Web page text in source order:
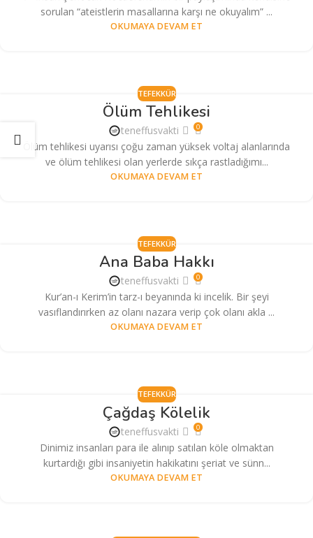
sorulan “ateistlerin masallarına karşı ne okuyalım” ...
OKUMAYA DEVAM ET
TEFEKKÜR
Ölüm Tehlikesi
teneffusvakti 0
Ölüm tehlikesi uyarısı çoğu zaman yüksek voltaj alanlarında
ve ölüm tehlikesi olan yerlerde sıkça rastladığımı...
OKUMAYA DEVAM ET
TEFEKKÜR
Ana Baba Hakkı
teneffusvakti 0
Kur’an-ı Kerim’in tarz-ı beyanında ki incelik. Bir şeyi
vasıflandırırken az olanı nazara verip çok olanı akla ...
OKUMAYA DEVAM ET
TEFEKKÜR
Çağdaş Kölelik
teneffusvakti 0
Dinimiz insanları para ile alınıp satılan köle olmaktan
kurtardığı gibi insaniyetin hakikatını şeriat ve sünn...
OKUMAYA DEVAM ET